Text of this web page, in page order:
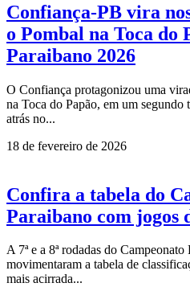
Confiança-PB vira
o Pombal na Toca do
Paraibano 2026
O Confiança protagonizou uma
na Toca do Papão, em um
atrás no...
18 de fevereiro de 2026
Confira a tabela do
Paraibano com jogos
A 7ª e a 8ª rodadas do
movimentaram a tabela de
mais acirrada...